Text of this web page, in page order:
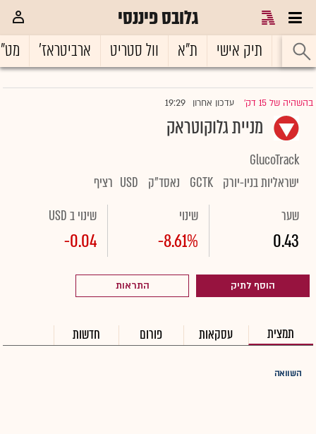
גלובס פיננסי
ראשי תיק אישי ת"א וול סטריט ארביטראז'
בהשהיה של 15 דק' |עדכון אחרון 19:29
מניית גלוקוטראק
GlucoTrack
ישראליות בניו-יורק GCTK נאסד"ק USD רציף
שער
0.43
שינוי
-8.61%
שינוי ב USD
-0.04
הוסף לתיק התראות
תמצית עסקאות פורום חדשות
השוואה